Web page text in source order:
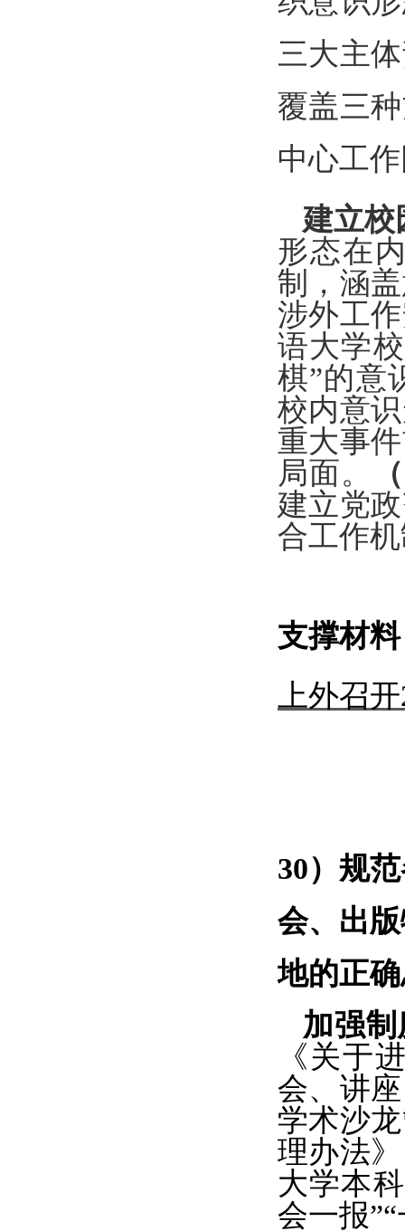
三大主
覆盖三
中心工
建立校
形态在
制，涵
涉外工
语大学
棋”的意
校内意
重大事
局面。
（
建立党
合工作
支撑材
上外召开
30） 规
会、出
地的正
加强
《关于
会、讲
学术沙
理办法
大学本
会一报